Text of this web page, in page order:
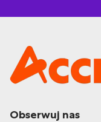
Obserwuj nas